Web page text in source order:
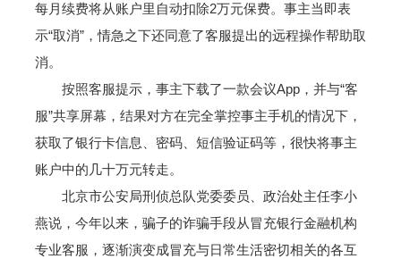
每月续费将从账户里自动扣除2万元保费。事主当即表
示“取消”，情急之下还同意了客服提出的远程操作帮助取
消。
按照客服提示，事主下载了一款会议App，并与“客
服”共享屏幕，结果对方在完全掌控事主手机的情况下，
获取了银行卡信息、密码、短信验证码等，很快将事主
账户中的几十万元转走。
北京市公安局刑侦总队党委委员、政治处主任李小
燕说，今年以来，骗子的诈骗手段从冒充银行金融机构
专业客服，逐渐演变成冒充与日常生活密切相关的各互